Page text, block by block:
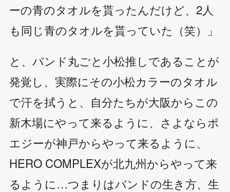
ーの青のタオルを貰ったんだけど、2人
も同じ青のタオルを貰っていた（笑）」
と、バンド丸ごと小松推しであることが
発覚し、実際にその小松カラーのタオル
で汗を拭うと、自分たちが大阪からこの
新木場にやって来るように、さよならポ
エジーが神戸からやって来るように、
HERO COMPLEXが北九州からやって来
るように…つまりはバンドの生き方、生